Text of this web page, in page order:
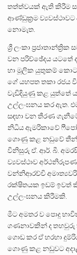
තත්ත්වයක් ඇති කිරීම
ආණ්ඩුක්‍රම
නොමැත.
ශ්‍රී ලංකා
වන පරිච්ඡේදය යටතේ
හා මූලික යුතුකම්
ගේ යහපත තකා රජය
වැඩිදියුණු කළ යුත්තේ
උල්ලංඝනය කර ඇත.
සඳහා වන තීරණ
නිධිය ඇමරිකාවේ
ගොණු කළ නඩුවේ තීන්දුව
විනිසුරු ඒ. ආර්. බී.
ව්‍යවස්ථාව
වන්නිආරච්චි
රක්ෂිතයක ඉඩම් ඉවත්
උල්ලංඝනය කිරීමකි.
මීට අමතර ව පොදු
ගණනාවකින් ද තහවුරු
ගොඩ කර ඒ හරහා
ගොණු කළ නඩුවට